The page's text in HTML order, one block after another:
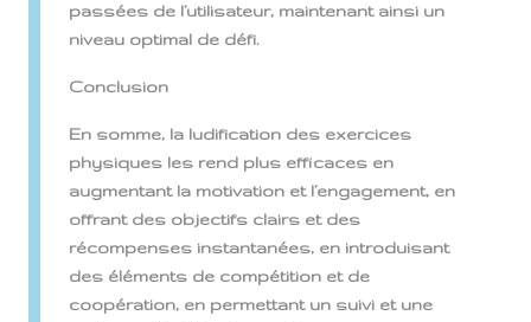
passées de l’utilisateur, maintenant ainsi un
niveau optimal de défi.
Conclusion
En somme, la ludification des exercices
physiques les rend plus efficaces en
augmentant la motivation et l’engagement, en
offrant des objectifs clairs et des
récompenses instantanées, en introduisant
des éléments de compétition et de
coopération, en permettant un suivi et une